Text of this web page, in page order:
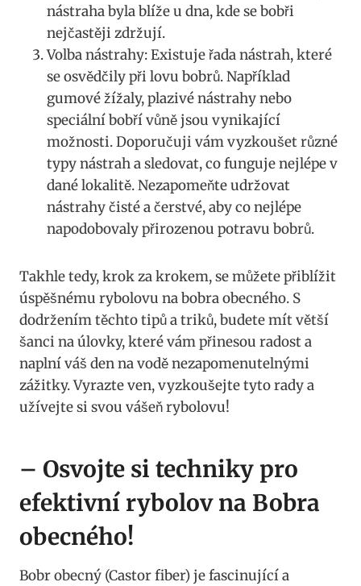
nástraha byla‍ blíže u dna, kde se bobři
nejčastěji zdržují.
Volba nástrahy: Existuje řada nástrah, ⁤které
se osvědčily při lovu bobrů. Například​
gumové žížaly, ⁢plazivé‌ nástrahy nebo
speciální bobří vůně jsou vynikající
možnosti. Doporučuji vám vyzkoušet různé
typy nástrah a ‍sledovat, ⁢co⁣ funguje nejlépe v
dané lokalitě. Nezapomeňte udržovat
nástrahy čisté a čerstvé, aby co nejlépe
napodobovaly přirozenou potravu bobrů.
Takhle tedy, krok za krokem, ‌se můžete přiblížit
úspěšnému‍ rybolovu na ⁣bobra obecného. S
dodržením těchto tipů a triků, budete mít větší
šanci na ​úlovky, které‍ vám přinesou radost a
naplní váš den na vodě nezapomenutelnými
zážitky. ‌Vyrazte ven, vyzkoušejte tyto rady a
⁢užívejte​ si⁤ svou vášeň rybolovu!
– Osvojte si techniky pro
efektivní rybolov ‍na Bobra
⁢obecného!
Bobr obecný (Castor fiber) je fascinující⁤ a